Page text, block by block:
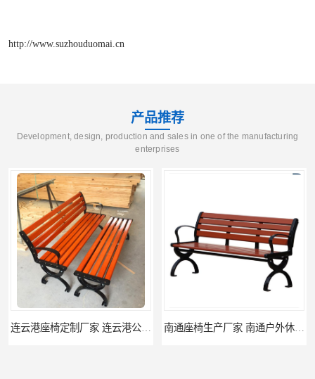
http://www.suzhouduomai.cn
产品推荐
Development, design, production and sales in one of the manufacturing
enterprises